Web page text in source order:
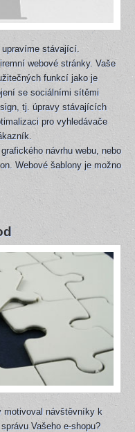
stávající.
webové stránky. Vaše
funkcí jako je
se sociálními sítěmi
tj. úpravy stávajících
pro vyhledávače
návrhu webu, nebo
Webové šablony je možno
motivoval návštěvníky k
Vašeho e-shopu?